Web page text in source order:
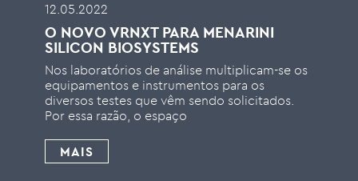
12.05.2022
O NOVO VRNXT PARA MENARINI
SILICON BIOSYSTEMS
Nos laboratórios de análise multiplicam-se os
equipamentos e instrumentos para os
diversos testes que vêm sendo solicitados.
Por essa razão, o espaço
MAIS